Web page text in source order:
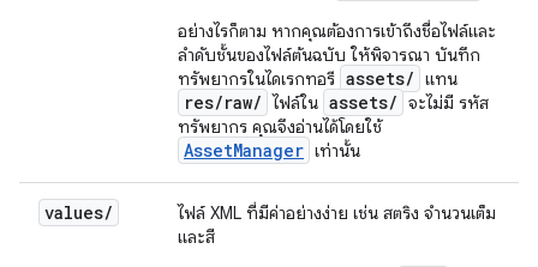
อย่างไรก็ตาม หากคุณต้องการเข้าถึงชื่อไฟล์และ
ลำดับชั้นของไฟล์ต้นฉบับ ให้พิจารณา บันทึก
ทรัพยากรในไดเรกทอรี assets/ แทน
res/raw/ ไฟล์ใน assets/ จะไม่มี รหัส
ทรัพยากร คุณจึงอ่านได้โดยใช้
AssetManager เท่านั้น
values/
ไฟล์ XML ที่มีค่าอย่างง่าย เช่น สตริง จำนวนเต็ม
และสี